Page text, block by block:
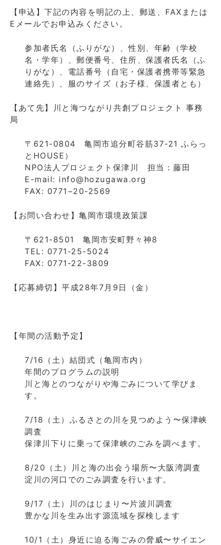
【申込】下記の内容を明記の上、郵送、FAXまたは
Eメールでお申込みください。
参加者氏名（ふりがな）、性別、年齢（学校
名・学年）、郵便番号、住所、保護者氏名（ふ
りがな）、電話番号（自宅・保護者携帯等緊急
連絡先）、服のサイズ（お子様、保護者とも）
【あて先】川と海つながり共創プロジェクト 事務
局
〒621-0804 亀岡市追分町谷筋37-21 ふらっ
とHOUSE）
NPO法人プロジェクト保津川 担当：藤田
E-mail: info@hozugawa.org
FAX: 0771−20-2569
【お問い合わせ】亀岡市環境政策課
〒621-8501 亀岡市安町野々神8
TEL: 0771-25-5024
FAX: 0771-22-3809
【応募締切】平成28年7月9日（金）
【年間の活動予定】
7/16（土）結団式（亀岡市内）
年間のプログラムの説明
川と海とのつながりや海ごみについて学びま
す。
7/18（土）ふるさとの川を見つめよう〜保津峡
調査
保津川下りに乗って保津峡のごみを調べます。
8/20（土）川と海の出会う場所〜大阪湾調査
淀川の河口でのごみ調査を行います。
9/17（土）川のはじまり〜片波川調査
豊かな川を生み出す源流域を探検します
10/1（土）身近に迫る海ごみの脅威〜サイエン